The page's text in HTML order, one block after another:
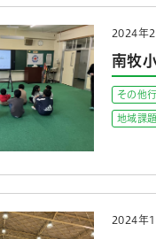
2024年2
南牧
その他
地域課
2024年1